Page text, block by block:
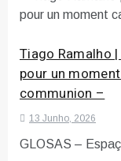
Tiago Ramalho
pour un
communion –
13 Junho, 2026
GLOSAS –